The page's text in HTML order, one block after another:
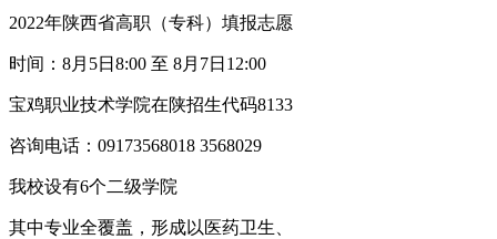
2022年陕西省高职（专科）填报志愿
时间：8月5日8:00 至 8月7日12:00
宝鸡职业技术学院在陕招生代码8133
咨询电话：09173568018 3568029
我校设有6个二级学院
其中专业全覆盖，形成以医药卫生、